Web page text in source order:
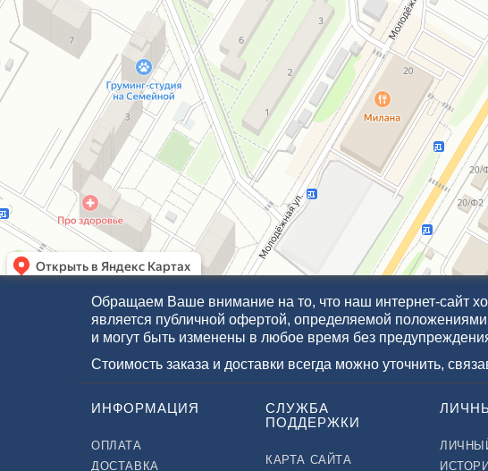
Обращаем Ваше внимание на то, что наш интернет-сайт
является публичной офертой, определяемой
и могут быть изменены в любое время без
Стоимость заказа и доставки всегда можно уточнить,
ИНФОРМАЦИЯ
ОПЛАТА
ДОСТАВКА
СЛУЖБА
ПОДДЕРЖКИ
КАРТА САЙТА